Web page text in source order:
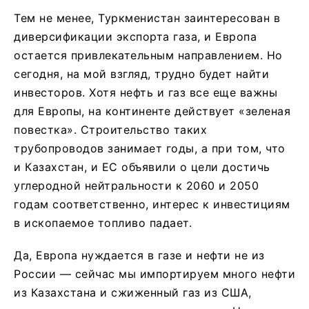
Тем не менее, Туркменистан заинтересован в
диверсификации экспорта газа, и Европа
остается привлекательным направлением. Но
сегодня, на мой взгляд, трудно будет найти
инвесторов. Хотя нефть и газ все еще важны
для Европы, на континенте действует «зеленая
повестка». Строительство таких
трубопроводов занимает годы, а при том, что
и Казахстан, и ЕС объявили о цели достичь
углеродной нейтральности к 2060 и 2050
годам соответственно, интерес к инвестициям
в ископаемое топливо падает.
Да, Европа нуждается в газе и нефти не из
России — сейчас мы импортируем много нефти
из Казахстана и сжиженный газ из США,